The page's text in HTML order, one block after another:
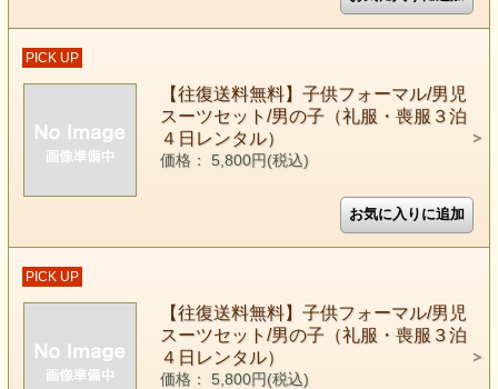
PICK UP
【往復送料無料】子供フォーマル/男児
スーツセット/男の子（礼服・喪服３泊
４日レンタル）
価格： 5,800円(税込)
PICK UP
【往復送料無料】子供フォーマル/男児
スーツセット/男の子（礼服・喪服３泊
４日レンタル）
価格： 5,800円(税込)